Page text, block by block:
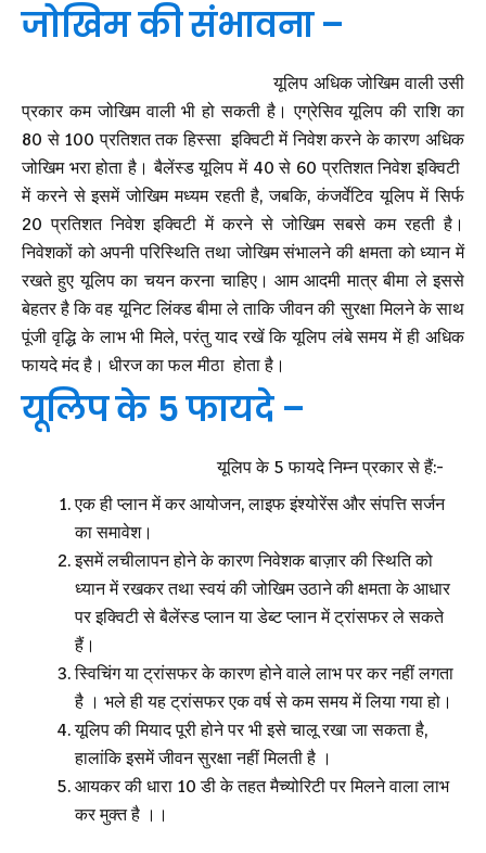
जोखिम की संभावना –
यूलिप अधिक जोखिम वाली उसी
प्रकार कम जोखिम वाली भी हो सकती है। एग्रेसिव यूलिप की राशि का
80 से 100 प्रतिशत तक हिस्सा इक्विटी में निवेश करने के कारण अधिक
जोखिम भरा होता है। बैलेंस्ड यूलिप में 40 से 60 प्रतिशत निवेश इक्विटी
में करने से इसमें जोखिम मध्यम रहती है, जबकि, कंजर्वेटिव यूलिप में सिर्फ
20 प्रतिशत निवेश इक्विटी में करने से जोखिम सबसे कम रहती है।
निवेशकों को अपनी परिस्थिति तथा जोखिम संभालने की क्षमता को ध्यान में
रखते हुए यूलिप का चयन करना चाहिए। आम आदमी मात्र बीमा ले इससे
बेहतर है कि वह यूनिट लिंक्ड बीमा ले ताकि जीवन की सुरक्षा मिलने के साथ
पूंजी वृद्धि के लाभ भी मिले, परंतु याद रखें कि यूलिप लंबे समय में ही अधिक
फायदे मंद है। धीरज का फल मीठा होता है।
यूलिप के 5 फायदे –
यूलिप के 5 फायदे निम्न प्रकार से हैं:-
एक ही प्लान में कर आयोजन, लाइफ इंश्योरेंस और संपत्ति सर्जन
का समावेश।
इसमें लचीलापन होने के कारण निवेशक बाज़ार की स्थिति को
ध्यान में रखकर तथा स्वयं की जोखिम उठाने की क्षमता के आधार
पर इक्विटी से बैलेंस्ड प्लान या डेब्ट प्लान में ट्रांसफर ले सकते
हैं।
स्विचिंग या ट्रांसफर के कारण होने वाले लाभ पर कर नहीं लगता
है । भले ही यह ट्रांसफर एक वर्ष से कम समय में लिया गया हो।
यूलिप की मियाद पूरी होने पर भी इसे चालू रखा जा सकता है,
हालांकि इसमें जीवन सुरक्षा नहीं मिलती है ।
आयकर की धारा 10 डी के तहत मैच्योरिटी पर मिलने वाला लाभ
कर मुक्त है ।।